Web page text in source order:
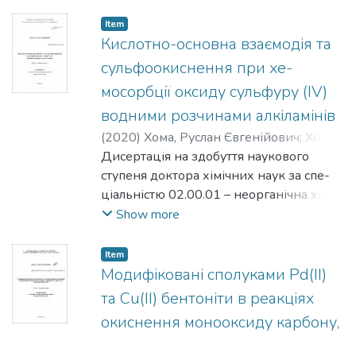
Item
Кислотно-основна взаємодія та
сульфоокиснення при хе-
мосорбції оксиду сульфуру (IV)
водними розчинами алкіламінів
(2020) Хома, Руслан Євгенійович; Хома,
Руслан Евгеньевич;
Дисертація на здобуття наукового
ступеня доктора хімічних наук за спе-
ціальністю 02.00.01 – неорганічна хімія.
– Інститут загальної та неорганічної хімії
2019.
Дисертацію присвячено вивченню
фізико-хімічних процесів при взаємодії
оксиду сульфуру (IV) з алкіламінами та
їх похідними у водних розчинах
Show more
Item
Модифіковані сполуками Pd(II)
та Cu(II) бентоніти в реакціях
окиснення монооксиду карбону,